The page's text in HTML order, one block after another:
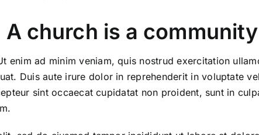
A church is a community
enim ad minim veniam, quis nostrud exercitation
Duis aute irure dolor in reprehenderit in voluptate
sint occaecat cupidatat non proident, sunt in